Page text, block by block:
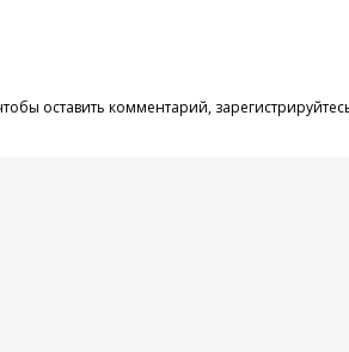
оставить комментарий,